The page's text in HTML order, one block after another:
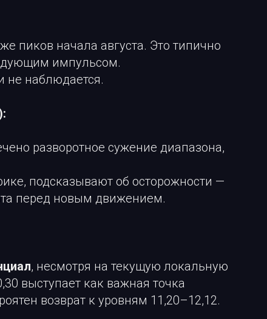
пиков начала августа. Это типично
импульсом.
не наблюдается.
разворотное сужение диапазона,
подсказывают об осторожности —
перед новым движением.
, несмотря на текущую локальную
выступает как важная точка
возврат к уровням 11,20–12,12.